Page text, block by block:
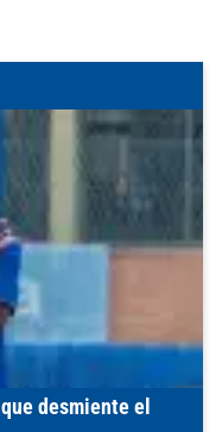
desmiente el